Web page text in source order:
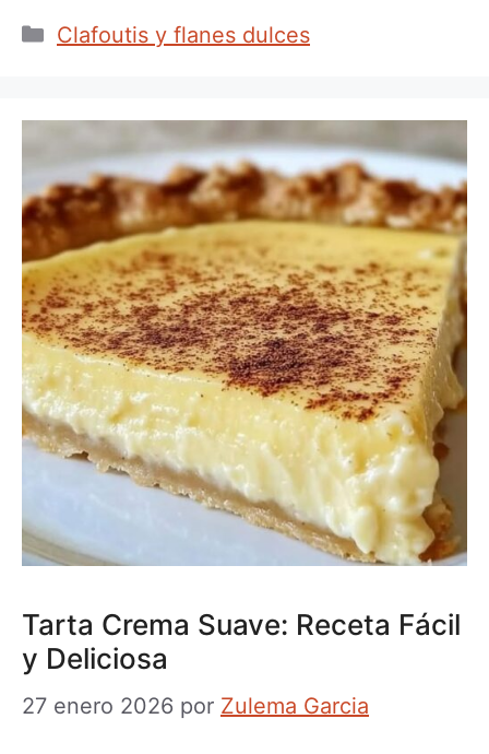
Categorías
Clafoutis y flanes dulces
Tarta Crema Suave: Receta Fácil
y Deliciosa
27 enero 2026 por Zulema Garcia